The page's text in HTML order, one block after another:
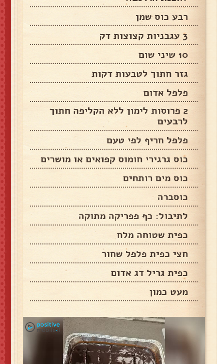
רבע כוס שמן
3 עגבניות קצוצות דק
10 שיני שום
גזר חתוך לטבעות דקות
פלפל אדום
2 פרוסות לימון ללא הקליפה חתוך
לרבעים
פלפל חריף לפי טעם
כוס גרגירי חומוס קפואים או מושרים
כוס מים רותחים
כוסברה
לתיבול: כף פפריקה מתוקה
כפית שטוחה מלח
חצי כפית פלפל שחור
כפית גריל דג אדום
מעט כמון